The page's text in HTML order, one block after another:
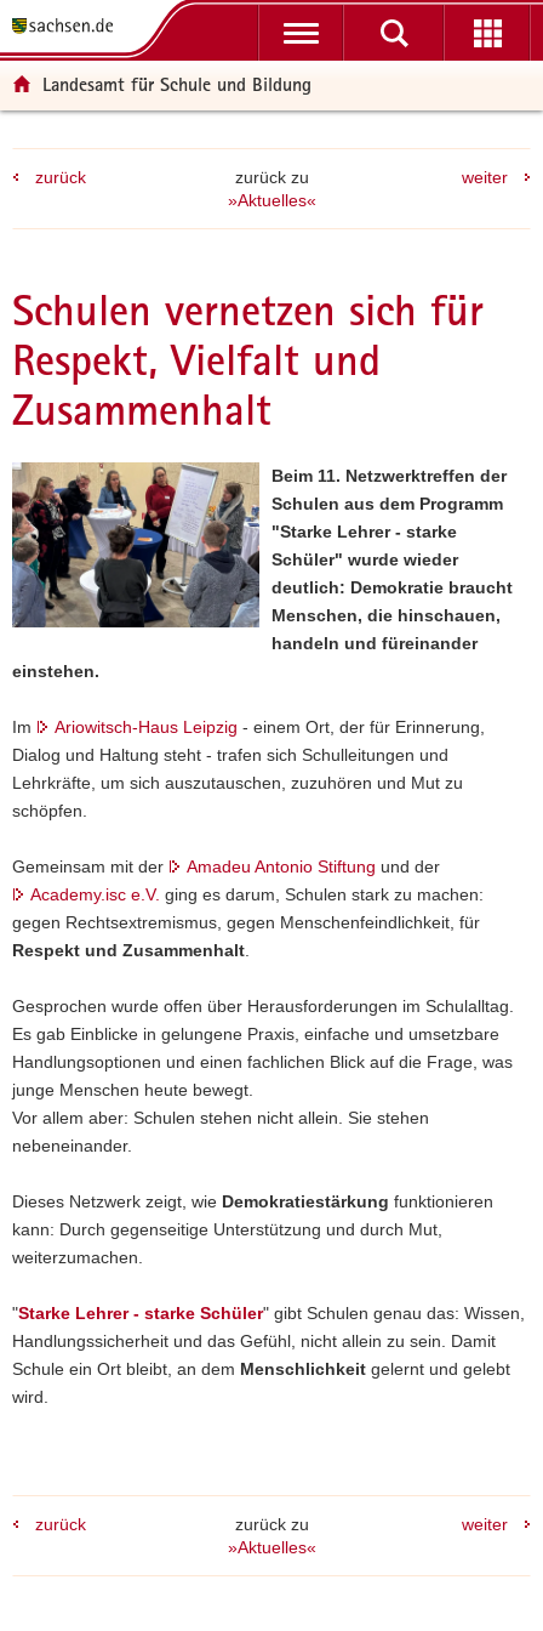
t
l
e
g
r
e
f
e
n
d
e
N
a
i
a
i
o
n
t
l
v
g
a
t
o
n
p
i
a
t
t
r
e
e
i
c
h
Landesamt für Schule und Bildung
zurück
zurück zu
»Aktuelles«
weiter
Schulen vernetzen sich für
Respekt, Vielfalt und
Zusammenhalt
Beim 11. Netzwerktreffen der
Schulen aus dem Programm
"Starke Lehrer - starke
Schüler" wurde wieder
deutlich: Demokratie braucht
Menschen, die hinschauen,
handeln und füreinander
einstehen.
Im Ariowitsch-Haus Leipzig - einem Ort, der für Erinnerung,
Dialog und Haltung steht - trafen sich Schulleitungen und
Lehrkräfte, um sich auszutauschen, zuzuhören und Mut zu
schöpfen.
Gemeinsam mit der Amadeu Antonio Stiftung und der
Academy.isc e.V. ging es darum, Schulen stark zu machen:
gegen Rechtsextremismus, gegen Menschenfeindlichkeit, für
Respekt und Zusammenhalt
Gesprochen wurde offen über Herausforderungen im Schulalltag.
Es gab Einblicke in gelungene Praxis, einfache und umsetzbare
Handlungsoptionen und einen fachlichen Blick auf die Frage, was
junge Menschen heute bewegt.
Vor allem aber: Schulen stehen nicht allein. Sie stehen
nebeneinander.
Dieses Netzwerk zeigt, wie Demokratiestärkung funktionieren
kann: Durch gegenseitige Unterstützung und durch Mut,
weiterzumachen.
"Starke Lehrer - starke Schüler" gibt Schulen genau das: Wissen,
Handlungssicherheit und das Gefühl, nicht allein zu sein. Damit
Schule ein Ort bleibt, an dem Menschlichkeit gelernt und gelebt
wird.
zurück
zurück zu
»Aktuelles«
weiter